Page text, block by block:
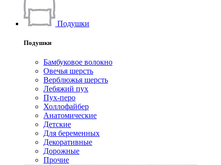
Подушки
Подушки
Бамбуковое волокно
Овечья шерсть
Верблюжья шерсть
Лебяжий пух
Пух-перо
Холлофайбер
Анатомические
Детские
Для беременных
Декоративные
Дорожные
Прочие